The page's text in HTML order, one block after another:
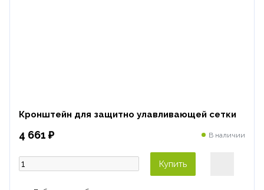
Кронштейн для защитно улавливающей сетки
4 661 ₽ В наличии
Купить